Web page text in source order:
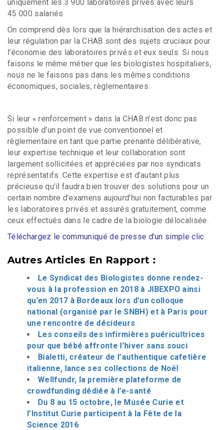
uniquement les 3 900 laboratoires privés avec leurs
45 000 salariés.
On comprend dès lors que la hiérarchisation des actes et
leur régulation par la CHAB sont des sujets cruciaux pour
l’économie des laboratoires privés et eux seuls. Si nous
faisons le même métier que les biologistes hospitaliers,
nous ne le faisons pas dans les mêmes conditions
économiques, sociales, règlementaires.
Si leur « renforcement » dans la CHAB n’est donc pas
possible d’un point de vue conventionnel et
règlementaire en tant que partie prenante délibérative,
leur expertise technique et leur collaboration sont
largement sollicitées et appréciées par nos syndicats
représentatifs. Cette expertise est d’autant plus
précieuse qu’il faudra bien trouver des solutions pour un
certain nombre d’examens aujourd’hui non facturables par
les laboratoires privés et assurés gratuitement, comme
ceux effectués dans le cadre de la biologie délocalisée.
Téléchargez le communiqué de presse d’un simple clic
Autres Articles En Rapport :
Le Syndicat des Biologistes donne rendez-
vous à la profession en 2018 à JIBEXPO ainsi
qu’en 2017 à Bordeaux lors d’un colloque
national (organisé par le SNBH) et à Paris pour
une rencontre de décideurs
Les conseils des infirmières puéricultrices
pour que bébé affronte l’hiver sans souci
Bialetti, créateur de l’authentique cafetière
italienne, lance ses collections de Noël
Wellfundr, la première plateforme de
crowdfunding dédiée à l’e-santé
Du 8 au 15 octobre, le Musée Curie et
l’Institut Curie participent à la Fête de la
Science 2016